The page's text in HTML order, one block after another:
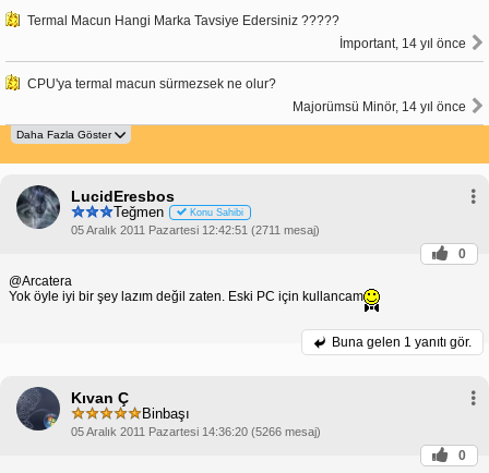
Termal Macun Hangi Marka Tavsiye Edersiniz ?????
İmportant, 14 yıl önce
CPU'ya termal macun sürmezsek ne olur?
Majorümsü Minör, 14 yıl önce
LucidEresbos
Teğmen Konu Sahibi
05 Aralık 2011 Pazartesi 12:42:51 (2711 mesaj)
0
@Arcatera
Yok öyle iyi bir şey lazım değil zaten. Eski PC için kullancam
Buna gelen 1 yanıtı gör.
Kıvan Ç
Binbaşı
05 Aralık 2011 Pazartesi 14:36:20 (5266 mesaj)
0